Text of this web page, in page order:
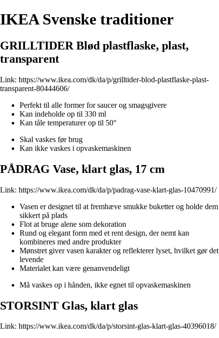
IKEA Svenske traditioner
GRILLTIDER Blød plastflaske, plast,
transparent
Link: https://www.ikea.com/dk/da/p/grilltider-blod-plastflaske-plast-
transparent-80444606/
Perfekt til alle former for saucer og smagsgivere
Kan indeholde op til 330 ml
Kan tåle temperaturer op til 50°
Skal vaskes før brug
Kan ikke vaskes i opvaskemaskinen
PÅDRAG Vase, klart glas, 17 cm
Link: https://www.ikea.com/dk/da/p/padrag-vase-klart-glas-10470991/
Vasen er designet til at fremhæve smukke buketter og holde dem
sikkert på plads
Flot at bruge alene som dekoration
Rund og elegant form med et rent design, der nemt kan
kombineres med andre produkter
Mønstret giver vasen karakter og reflekterer lyset, hvilket gør det
levende
Materialet kan være genanvendeligt
Må vaskes op i hånden, ikke egnet til opvaskemaskinen
STORSINT Glas, klart glas
Link: https://www.ikea.com/dk/da/p/storsint-glas-klart-glas-40396018/